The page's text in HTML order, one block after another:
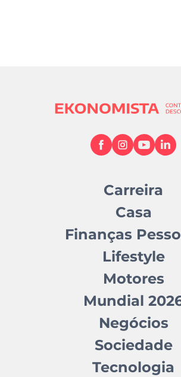
Carreira
Casa
Finanças
Lifestyle
Motores
Mundial
Negócios
Sociedade
Tecnologia